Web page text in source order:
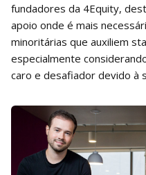
fundadores da 4Equity,
apoio onde é mais
minoritárias que auxiliem
especialmente
caro e desafiador devido à